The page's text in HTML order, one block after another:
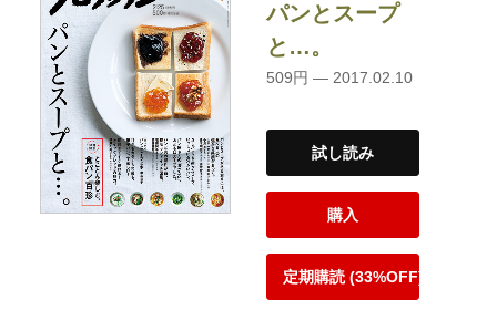
パンとスープ
と…。
509円 — 2017.02.10
試し読み
購入
定期購読 (33%OFF)